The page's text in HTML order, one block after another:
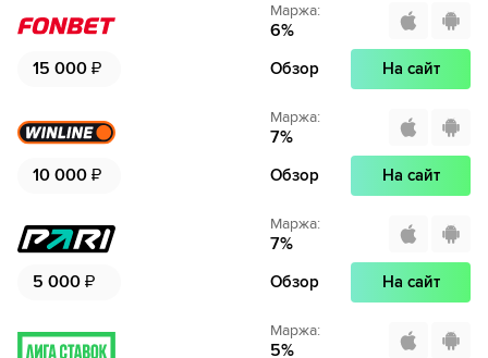
15 000 ₽
Маржа:
6%
Обзор На сайт
10 000 ₽
Маржа:
7%
Обзор На сайт
5 000 ₽
Маржа:
7%
Обзор На сайт
Маржа:
5%